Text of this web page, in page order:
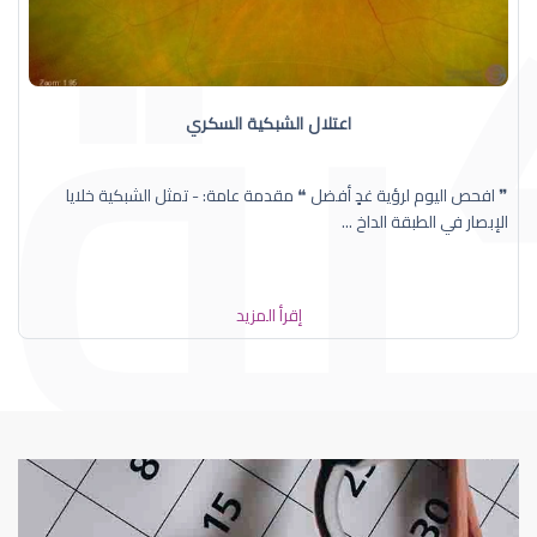
اعتلال الشبكية السكري
❞ افحص اليوم لرؤية غدٍ أفضل ❝ مقدمة عامة: - تمثل الشبكية خلايا
الإبصار في الطبقة الداخ ...
إقرأ المزيد